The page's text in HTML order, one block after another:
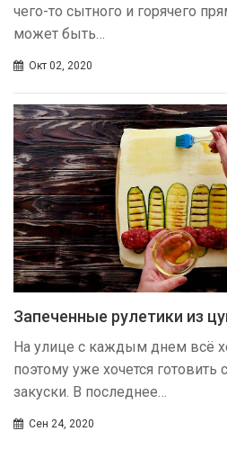
чего-то сытного и горячего
может быть…
Окт 02, 2020
Запеченные рулетики из
На улице с каждым днем всё
поэтому уже хочется готовить
закуски. В последнее…
Сен 24, 2020